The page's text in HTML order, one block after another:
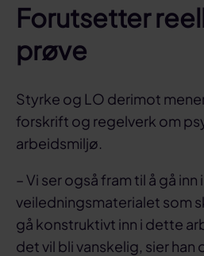
Forutsetter
prøve
Styrke og LO derimot
forskrift og regelverk om
arbeidsmiljø.
– Vi ser også fram til å gå
veiledningsmaterialet som
gå konstruktivt inn i dette
det vil bli vanskelig, sier han